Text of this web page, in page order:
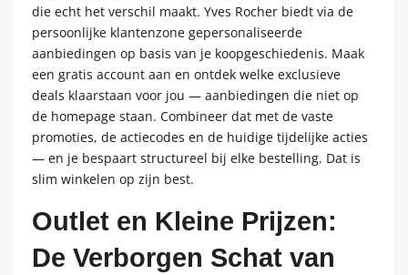
die echt het verschil maakt. Yves Rocher biedt via de
persoonlijke klantenzone gepersonaliseerde
aanbiedingen op basis van je koopgeschiedenis. Maak
een gratis account aan en ontdek welke exclusieve
deals klaarstaan voor jou — aanbiedingen die niet op
de homepage staan. Combineer dat met de vaste
promoties, de actiecodes en de huidige tijdelijke acties
— en je bespaart structureel bij elke bestelling. Dat is
slim winkelen op zijn best.
Outlet en Kleine Prijzen:
De Verborgen Schat van